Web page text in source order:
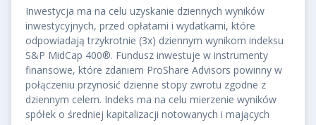
Inwestycja ma na celu uzyskanie dziennych wyników
inwestycyjnych, przed opłatami i wydatkami, które
odpowiadają trzykrotnie (3x) dziennym wynikom indeksu
S&P MidCap 400®. Fundusz inwestuje w instrumenty
finansowe, które zdaniem ProShare Advisors powinny w
połączeniu przynosić dzienne stopy zwrotu zgodne z
dziennym celem. Indeks ma na celu mierzenie wyników
spółek o średniej kapitalizacji notowanych i mających